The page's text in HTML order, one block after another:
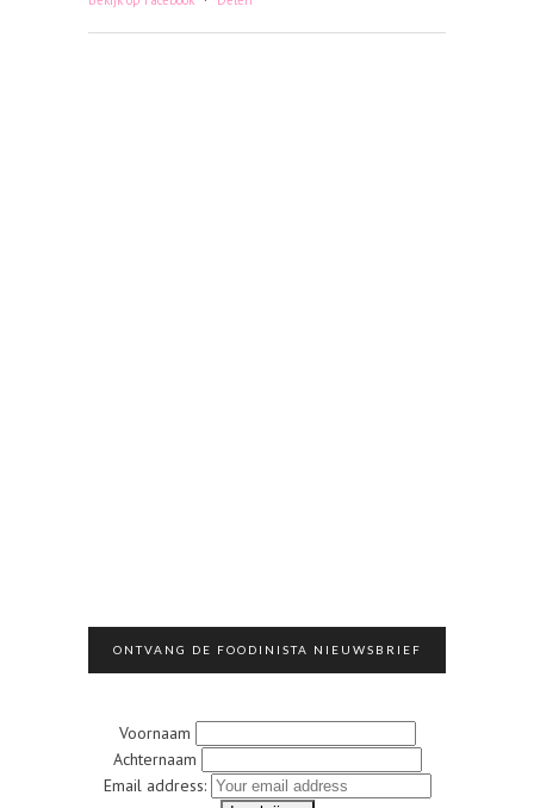
ONTVANG DE FOODINISTA NIEUWSBRIEF
Voornaam
Achternaam
Email address: